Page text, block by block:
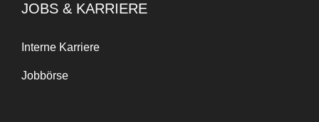
JOBS & KARRIERE
Interne Karriere
Jobbörse